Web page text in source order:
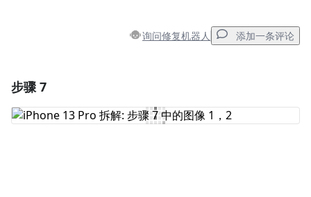
询问修复机器人 添加一条评论
添加评论
步骤 7